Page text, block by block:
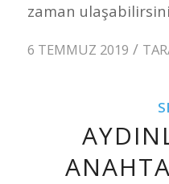
zaman
6 TEMMUZ 2019 /